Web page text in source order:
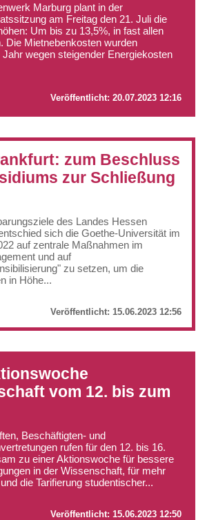
Marburg plant in der
am Freitag den 21. Juli die
Um bis zu 13,5%, in fast allen
Die Mietnebenkosten wurden
wegen steigender Energiekosten
Veröffentlicht:20.07.2023 12:16
zum Beschluss
zur Schließung
des Landes Hessen
sich die Goethe-Universität im
auf zentrale Maßnahmen im
und auf
zu setzen, um die
in Höhe...
Veröffentlicht: 15.06.2023 12:56
vom 12. bis zum
Beschäftigten- und
rufen für den 12. bis 16.
zu einer Aktionswoche für bessere
in der Wissenschaft, für mehr
die Tarifierung studentischer...
Veröffentlicht: 15.06.2023 12:50